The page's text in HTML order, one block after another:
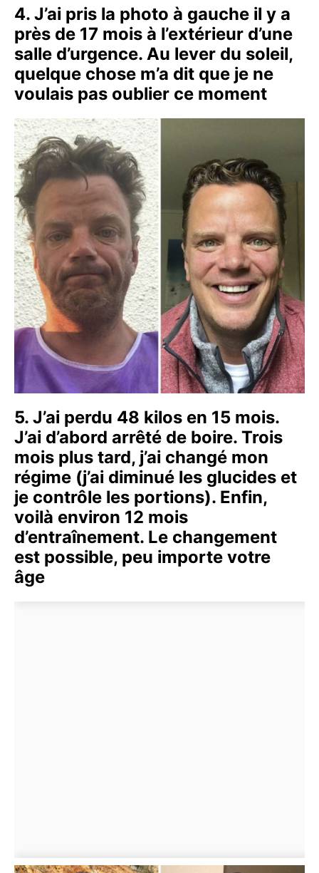
4. J’ai pris la photo à gauche il y a
près de 17 mois à l’extérieur d’une
salle d’urgence. Au lever du soleil,
quelque chose m’a dit que je ne
voulais pas oublier ce moment
5. J’ai perdu 48 kilos en 15 mois.
J’ai d’abord arrêté de boire. Trois
mois plus tard, j’ai changé mon
régime (j’ai diminué les glucides et
je contrôle les portions). Enfin,
voilà environ 12 mois
d’entraînement. Le changement
est possible, peu importe votre
âge